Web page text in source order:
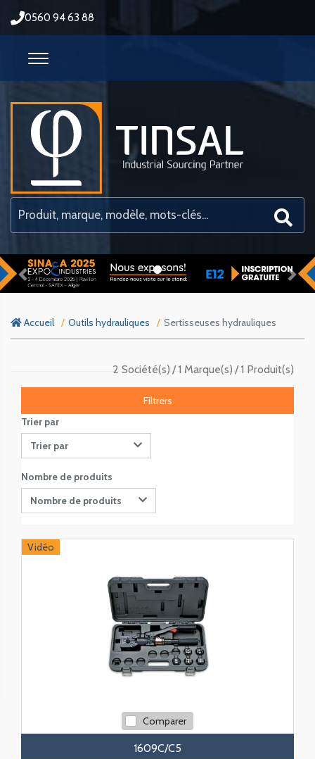
0560 94 63 88
Previous
Accueil Outils hydrauliques Sertisseuses hydrauliques
1 Produit(s)
1 Marque(s)
2 Société(s)
Filtrers
Trier par
Trier par
Nombre de produits
Nombre de produits
Vidéo
Comparer
1609C/C5